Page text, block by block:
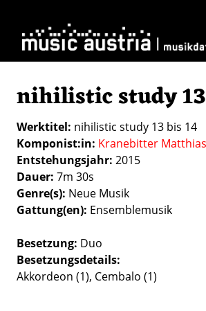
nihilistic study
Werktitel nihilistic study 13 bis 14
Komponist:in Kranebitter Matthias
Entstehungsjahr 2015
Dauer 7m 30s
Genre(s) Neue Musik
Gattung(en) Ensemblemusik
Besetzung Duo
Besetzungsdetails
Akkordeon (1), Cembalo (1)